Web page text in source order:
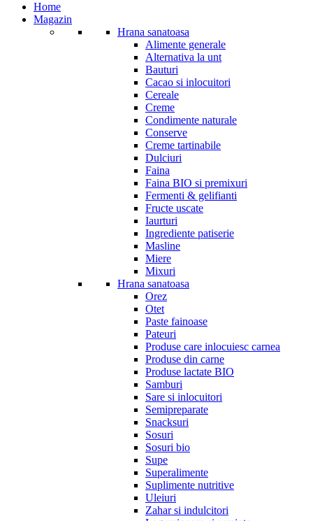
Home
Magazin
Hrana sanatoasa
Alimente generale
Alternativa la unt
Bauturi
Cacao si inlocuitori
Cereale
Creme
Condimente naturale
Conserve
Creme tartinabile
Dulciuri
Faina
Faina BIO si premixuri
Fermenti & gelifianti
Fructe uscate
Iaurturi
Ingrediente patiserie
Masline
Miere
Mixuri
Hrana sanatoasa
Orez
Otet
Paste fainoase
Pateuri
Produse care inlocuiesc carnea
Produse din carne
Produse lactate BIO
Samburi
Sare si inlocuitori
Semipreparate
Snacksuri
Sosuri
Sosuri bio
Supe
Superalimente
Suplimente nutritive
Uleiuri
Zahar si indulcitori